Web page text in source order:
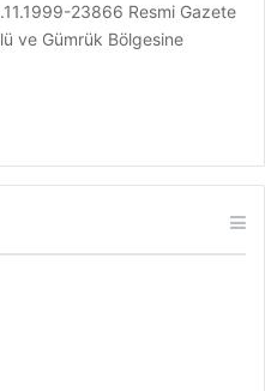
23866 Resmi Gazete
ve Gümrük Bölgesine